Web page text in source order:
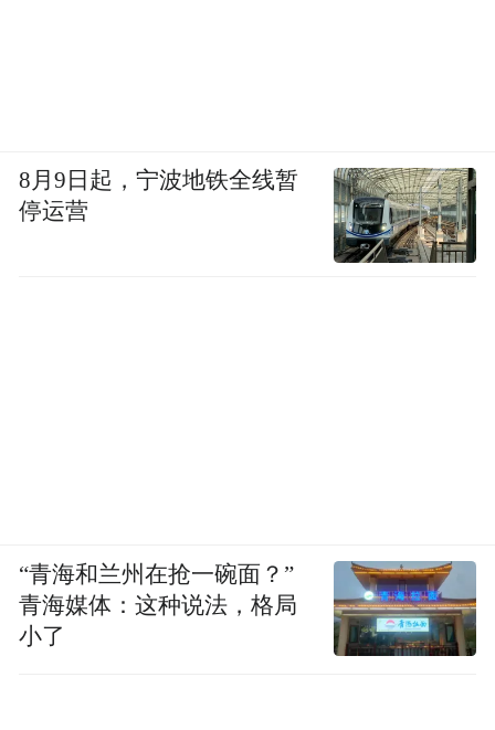
着淡妆甚至素颜，却被冷调发色衬托得慵懒
又old money。
8月9日起，宁波地铁全线暂
停运营
“青海和兰州在抢一碗面？”
青海媒体：这种说法，格局
小了